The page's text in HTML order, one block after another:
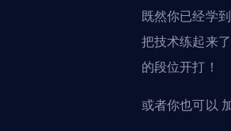
既然你已经学
把技术练起来
的段位开打！
或者你也可以